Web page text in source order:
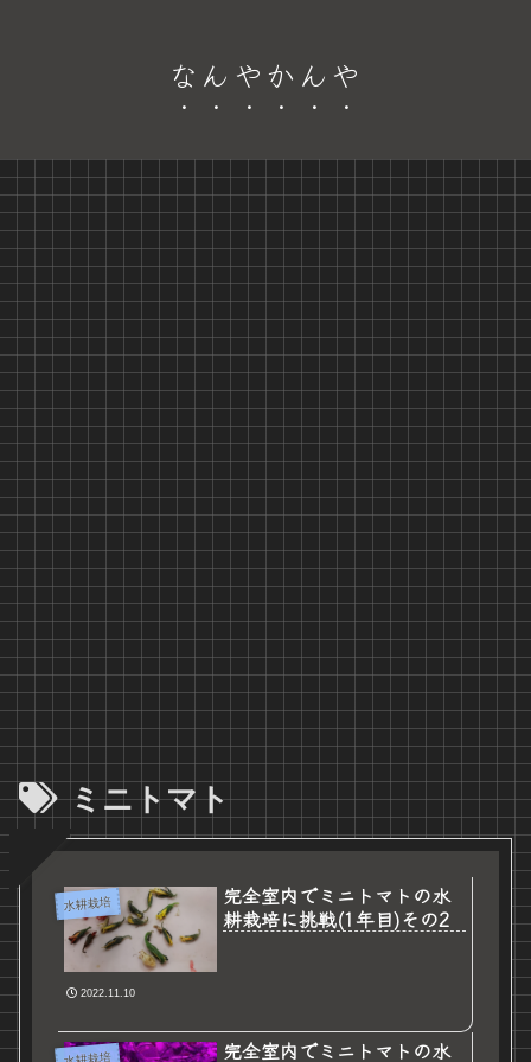
なんやかんや
ミニトマト
水耕栽培
完全室内でミニトマトの水
耕栽培に挑戦(1年目)その2
2022.11.10
完全室内でミニトマトの水